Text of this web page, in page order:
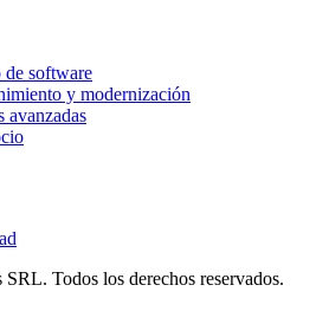
software
y modernización
avanzadas
SRL. Todos los derechos reservados.